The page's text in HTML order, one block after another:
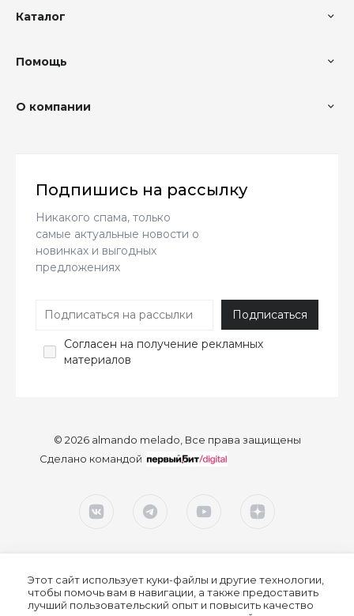
Каталог
Помощь
О компании
Подпишись на рассылку
Никакого спама, только
самые актуальные новости о
новинках и выгодных
предложениях
Согласен на получение рекламных
материалов
© 2026 almando melado, Все права защищены
Сделано командой
Этот сайт использует куки-файлы и другие технологии,
чтобы помочь вам в навигации, а также предоставить
лучший пользовательский опыт и повысить качество